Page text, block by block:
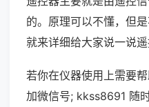
的。原理可以不懂，但
就来详细给大家说一说遥
若你在仪器使用上需要
加微信号; kkss8691 随时